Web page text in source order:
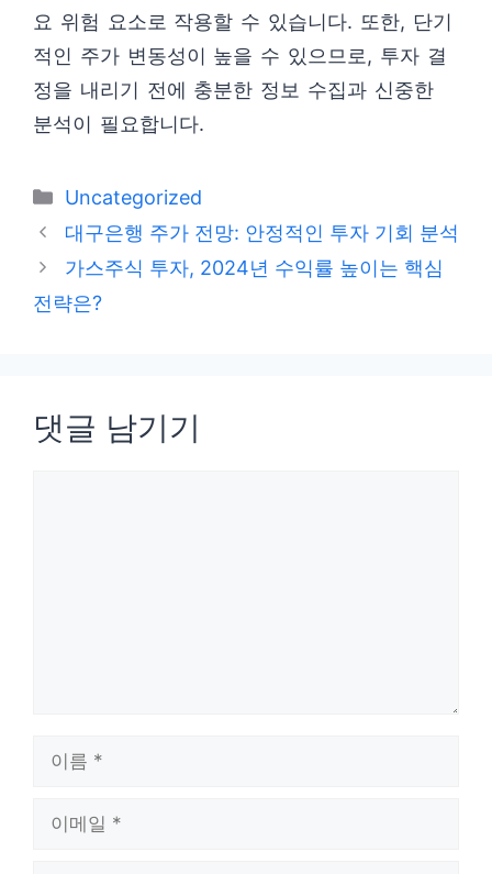
요 위험 요소로 작용할 수 있습니다. 또한, 단기
적인 주가 변동성이 높을 수 있으므로, 투자 결
정을 내리기 전에 충분한 정보 수집과 신중한
분석이 필요합니다.
카
테
리
Uncategorized
대구은행 주가 전망: 안정적인 투자 기회 분석
가스주식 투자, 2024년 수익률 높이는 핵심
전략은?
댓글 남기기